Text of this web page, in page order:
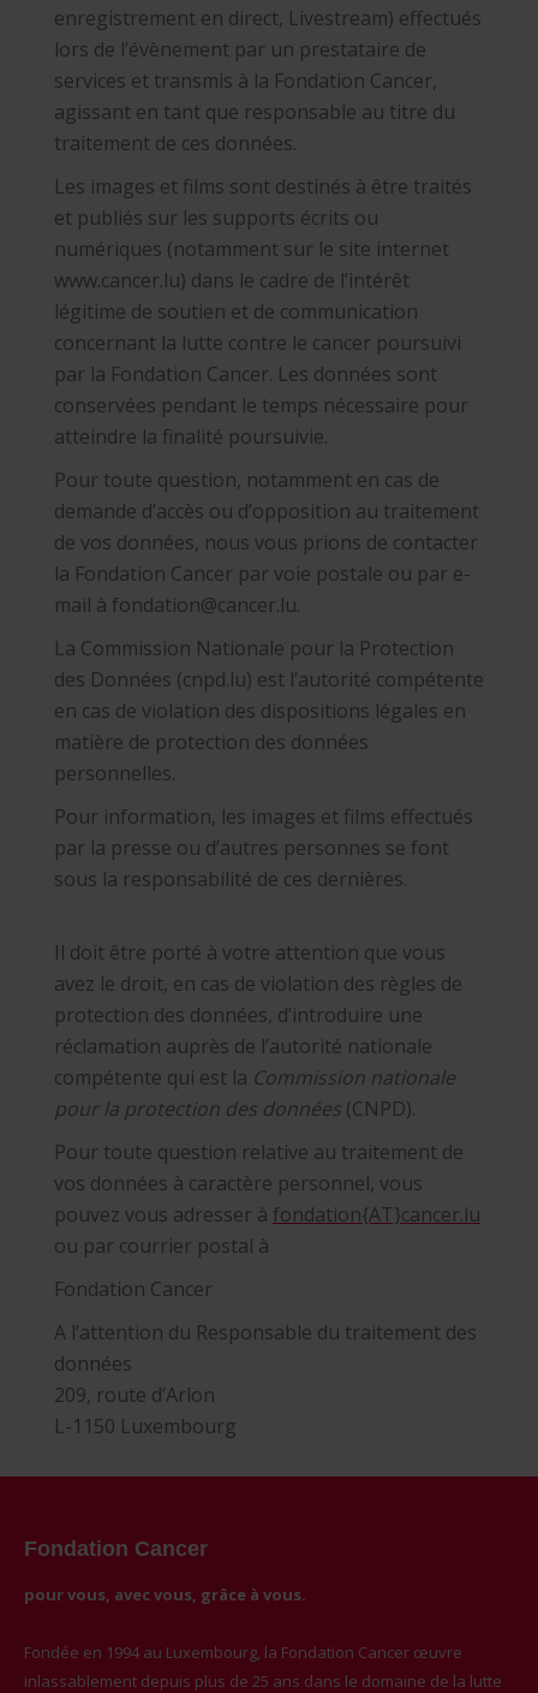
enregistrement en direct, Livestream) effectués
lors de l’évènement par un prestataire de
services et transmis à la Fondation Cancer,
agissant en tant que responsable au titre du
traitement de ces données.
Les images et films sont destinés à être traités
et publiés sur les supports écrits ou
numériques (notamment sur le site internet
www.cancer.lu) dans le cadre de l’intérêt
légitime de soutien et de communication
concernant la lutte contre le cancer poursuivi
par la Fondation Cancer. Les données sont
conservées pendant le temps nécessaire pour
atteindre la finalité poursuivie.
Pour toute question, notamment en cas de
demande d’accès ou d’opposition au traitement
de vos données, nous vous prions de contacter
la Fondation Cancer par voie postale ou par e-
mail à fondation@cancer.lu.
La Commission Nationale pour la Protection
des Données (cnpd.lu) est l’autorité compétente
en cas de violation des dispositions légales en
matière de protection des données
personnelles.
Pour information, les images et films effectués
par la presse ou d’autres personnes se font
sous la responsabilité de ces dernières.
Il doit être porté à votre attention que vous
avez le droit, en cas de violation des règles de
protection des données, d’introduire une
réclamation auprès de l’autorité nationale
compétente qui est la Commission nationale
pour la protection des données (CNPD).
Pour toute question relative au traitement de
vos données à caractère personnel, vous
pouvez vous adresser à fondation{AT}cancer.lu
ou par courrier postal à
Fondation Cancer
A l’attention du Responsable du traitement des
données
209, route d’Arlon
L-1150 Luxembourg
Fondation Cancer
pour vous, avec vous, grâce à vous.
Fondée en 1994 au Luxembourg, la Fondation Cancer œuvre
inlassablement depuis plus de 25 ans dans le domaine de la lutte